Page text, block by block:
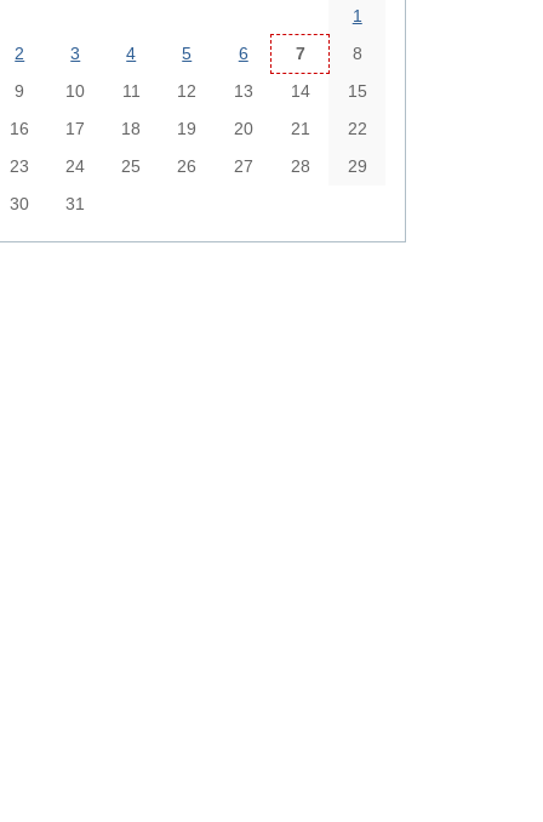
1
2
3 4 5 6 7
8
9
10 11 12 13 14
15
16
17 18 19 20 21
22
23
24 25 26 27 28
29
30
31